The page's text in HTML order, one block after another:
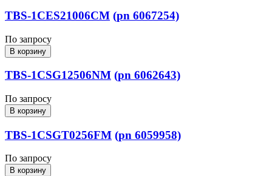
TBS-1CES21006CM (pn 6067254)
По запросу
В корзину
TBS-1CSG12506NM (pn 6062643)
По запросу
В корзину
TBS-1CSGT0256FM (pn 6059958)
По запросу
В корзину